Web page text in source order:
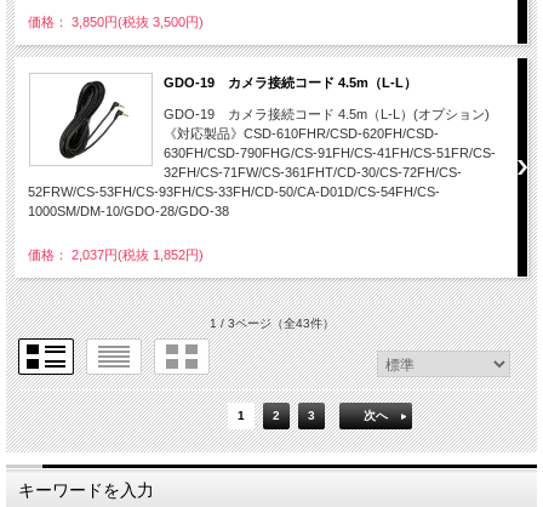
価格： 3,850円(税抜 3,500円)
GDO-19 カメラ接続コード 4.5m（L-L）
GDO-19 カメラ接続コード 4.5m（L-L）(オプション)
《対応製品》CSD-610FHR/CSD-620FH/CSD-
630FH/CSD-790FHG/CS-91FH/CS-41FH/CS-51FR/CS-
32FH/CS-71FW/CS-361FHT/CD-30/CS-72FH/CS-
52FRW/CS-53FH/CS-93FH/CS-33FH/CD-50/CA-D01D/CS-54FH/CS-
1000SM/DM-10/GDO-28/GDO-38
価格： 2,037円(税抜 1,852円)
1 / 3ページ（全43件）
1 2 3 次へ
キーワードを入力